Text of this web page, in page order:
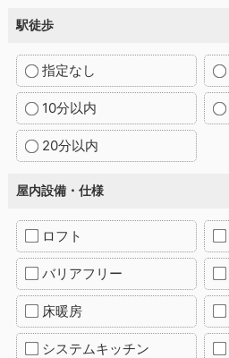
駅徒歩
指定なし
10分以内
20分以内
屋内設備・仕様
ロフト
バリアフリー
床暖房
システムキッチン